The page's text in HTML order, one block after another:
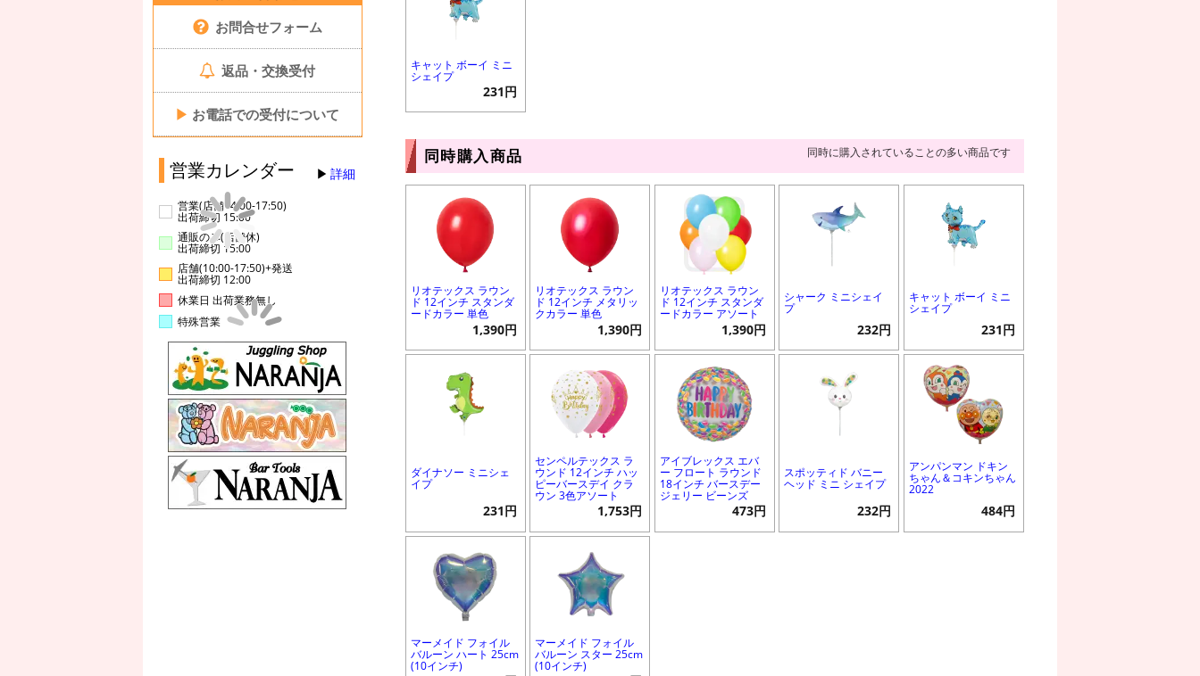
お問合せフォーム
返品・交換受付
▶ お電話での受付について
営業カレンダー 詳細
営業(店舗14:00-17:50)
出荷締切 15:00
通販のみ(店舗休)
出荷締切 15:00
店舗(10:00-17:50)+発送
出荷締切 12:00
休業日 出荷業務無し
特殊営業
キャット ボーイ ミニ
シェイプ
231円
同時購入商品 同時に購入されていることの多い商品です
リオテックス ラウン
ド 12インチ スタンダ
ードカラー 単色
1,390円
リオテックス ラウン
ド 12インチ メタリッ
クカラー 単色
1,390円
リオテックス ラウン
ド 12インチ スタンダ
ードカラー アソート
1,390円
シャーク ミニシェイ
プ
232円
キャット ボーイ ミニ
シェイプ
231円
ダイナソー ミニシェ
イプ
231円
センペルテックス ラ
ウンド 12インチ ハッ
ピーバースデイ クラ
ウン 3色アソート
1,753円
アイブレックス エバ
ー フロート ラウンド
18インチ バースデー
ジェリー ビーンズ
473円
スポッティド バニー
ヘッド ミニ シェイプ
232円
アンパンマン ドキン
ちゃん＆コキンちゃん
2022
484円
マーメイド フォイル
バルーン ハート 25cm
(10インチ)
マーメイド フォイル
バルーン スター 25cm
(10インチ)